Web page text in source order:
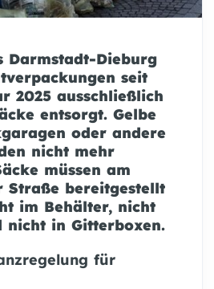
Darmstadt-Dieburg
seit
2025 ausschließlich
entsorgt. Gelbe
oder andere
nicht mehr
müssen am
Straße bereitgestellt
im Behälter, nicht
nicht in Gitterboxen.
für